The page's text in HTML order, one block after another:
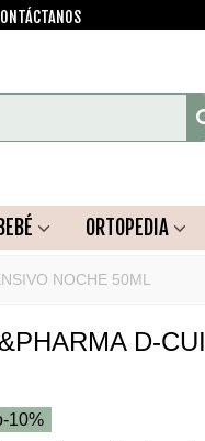
ORTOPEDIA
NOCHE 50ML
D-
-10%